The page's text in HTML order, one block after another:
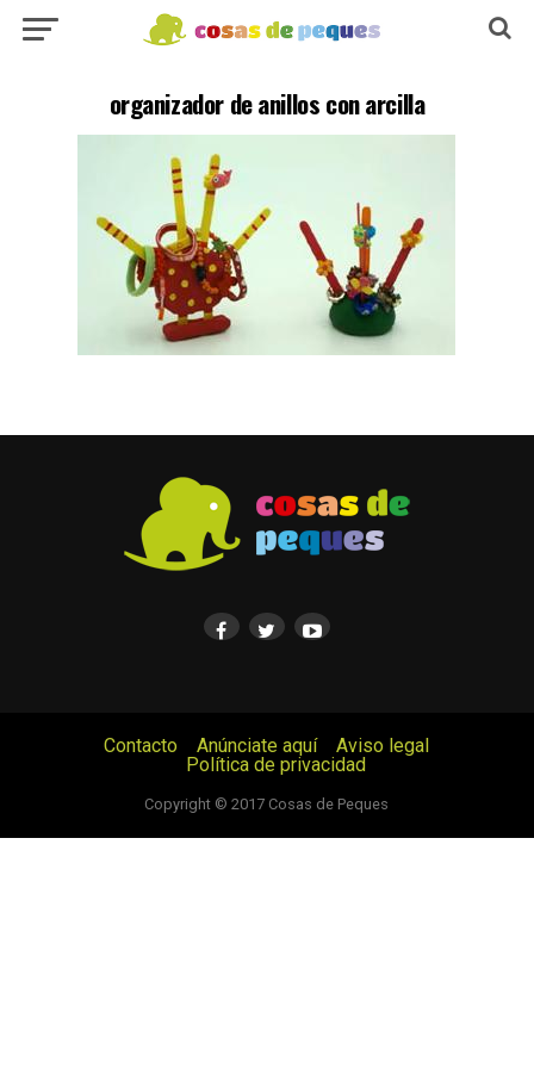
organizador de anillos con arcilla
Contacto Anúnciate aquí
Aviso legal
Política de privacidad
Copyright © 2017 Cosas de Peques